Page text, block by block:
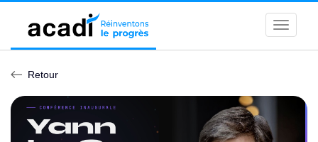
Toggle
Retour